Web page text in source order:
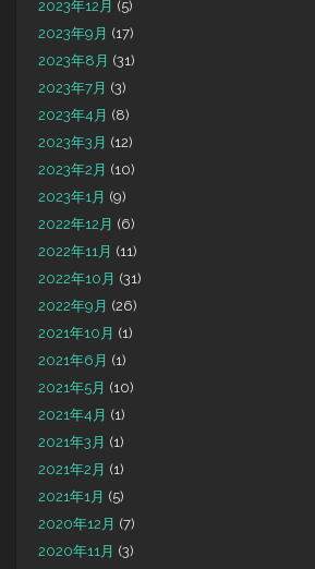
2023年12月 (5)
2023年9月 (17)
2023年8月 (31)
2023年7月 (3)
2023年4月 (8)
2023年3月 (12)
2023年2月 (10)
2023年1月 (9)
2022年12月 (6)
2022年11月 (11)
2022年10月 (31)
2022年9月 (26)
2021年10月 (1)
2021年6月 (1)
2021年5月 (10)
2021年4月 (1)
2021年3月 (1)
2021年2月 (1)
2021年1月 (5)
2020年12月 (7)
2020年11月 (3)